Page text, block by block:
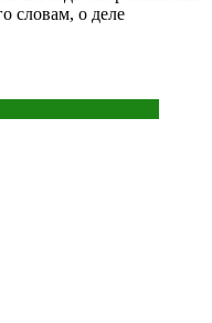
словам, о деле